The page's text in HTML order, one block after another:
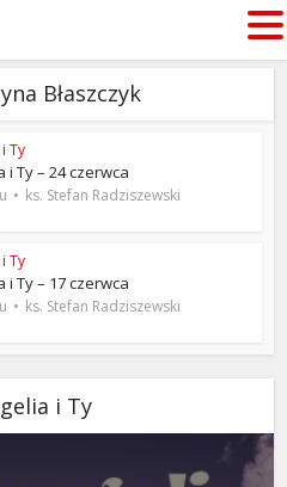
Błaszczyk
Ty
i Ty – 24 czerwca
ks. Stefan Radziszewski
Ty
i Ty – 17 czerwca
ks. Stefan Radziszewski
i Ty